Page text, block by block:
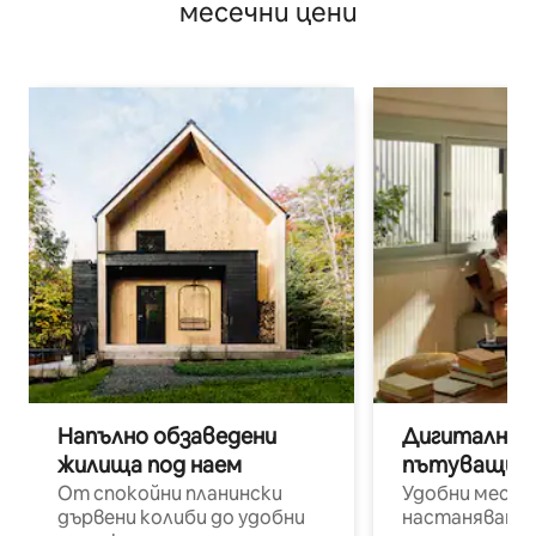
месечни цени
Напълно обзаведени
жилища под наем
От спокойни планински
дървени колиби до удобни
Дигитални
пътуващи
Удобни
настаняване